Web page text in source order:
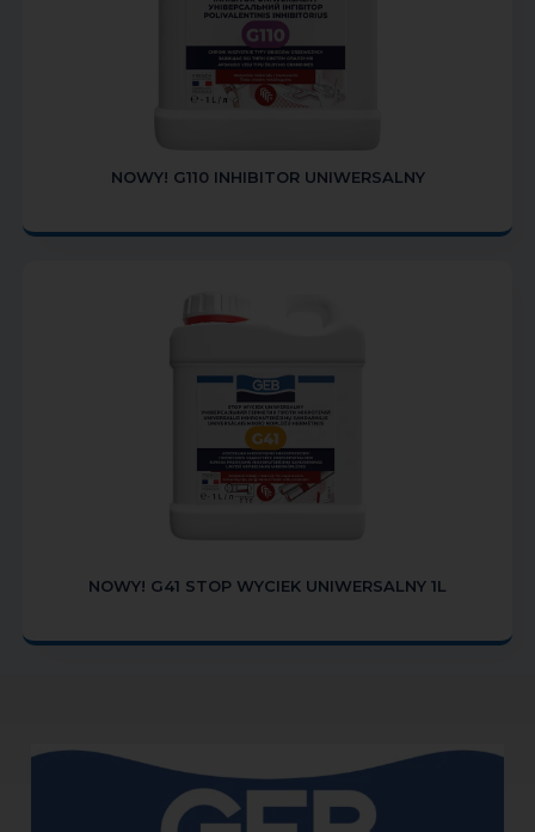
NOWY! G110 INHIBITOR UNIWERSALNY
NOWY! G41 STOP WYCIEK UNIWERSALNY 1L